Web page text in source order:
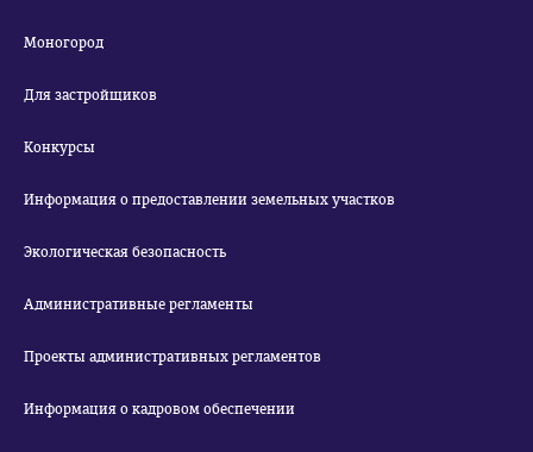
Моногород
Для застройщиков
Конкурсы
Информация о предоставлении земельных участков
Экологическая безопасность
Административные регламенты
Проекты административных регламентов
Информация о кадровом обеспечении